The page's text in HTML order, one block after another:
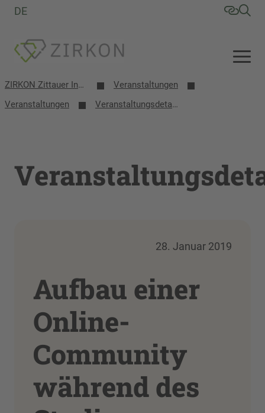
DE
ZIRKON Zittauer Institut für Verfahrensentwicklung, Kreislaufwirtschaft, Oberflächentechnik, Naturstoffforschung
Veranstaltungen
Veranstaltungen
Veranstaltungsdetails
28. Januar 2019
Aufbau einer
Online-
Community
während des